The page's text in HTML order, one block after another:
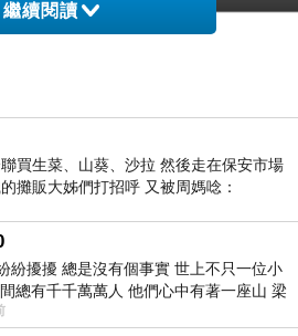
繼續閱讀
買生菜、山葵、沙拉 然後走在保安市場
攤販大姊們打招呼 又被周媽唸：
紛擾擾 總是沒有個事實 世上不只一位小
總有千千萬萬人 他們心中有著一座山 梁
華衡恆嵩 一山之高